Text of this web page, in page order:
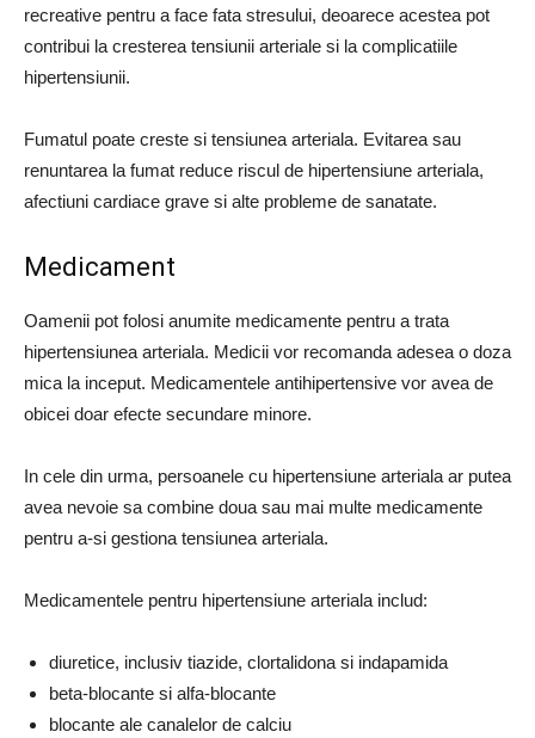
recreative pentru a face fata stresului, deoarece acestea pot
contribui la cresterea tensiunii arteriale si la complicatiile
hipertensiunii.
Fumatul poate creste si tensiunea arteriala. Evitarea sau
renuntarea la fumat reduce riscul de hipertensiune arteriala,
afectiuni cardiace grave si alte probleme de sanatate.
Medicament
Oamenii pot folosi anumite medicamente pentru a trata
hipertensiunea arteriala. Medicii vor recomanda adesea o doza
mica la inceput. Medicamentele antihipertensive vor avea de
obicei doar efecte secundare minore.
In cele din urma, persoanele cu hipertensiune arteriala ar putea
avea nevoie sa combine doua sau mai multe medicamente
pentru a-si gestiona tensiunea arteriala.
Medicamentele pentru hipertensiune arteriala includ:
diuretice, inclusiv tiazide, clortalidona si indapamida
beta-blocante si alfa-blocante
blocante ale canalelor de calciu